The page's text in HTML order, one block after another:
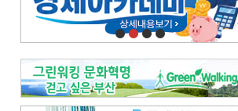
오늘의 날씨-[전체보기]
오늘의 날씨- 2026년 8월 7일
오늘의 날씨- 2026년 8월 6일
우리 결혼해요-[전체보기]
우리 결혼해요- 김홍윤·정세빈 커플